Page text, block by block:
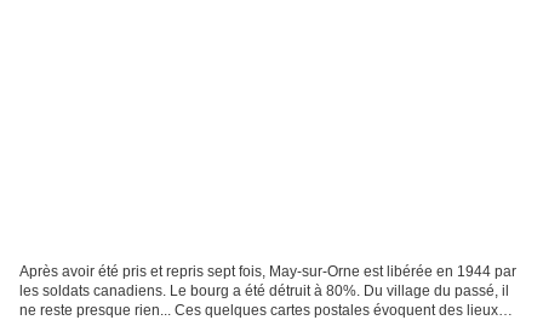
Après avoir été pris et repris sept fois, May-sur-Orne est libérée en 1944 par
les soldats canadiens. Le bourg a été détruit à 80%. Du village du passé, il
ne reste presque rien... Ces quelques cartes postales évoquent des lieux